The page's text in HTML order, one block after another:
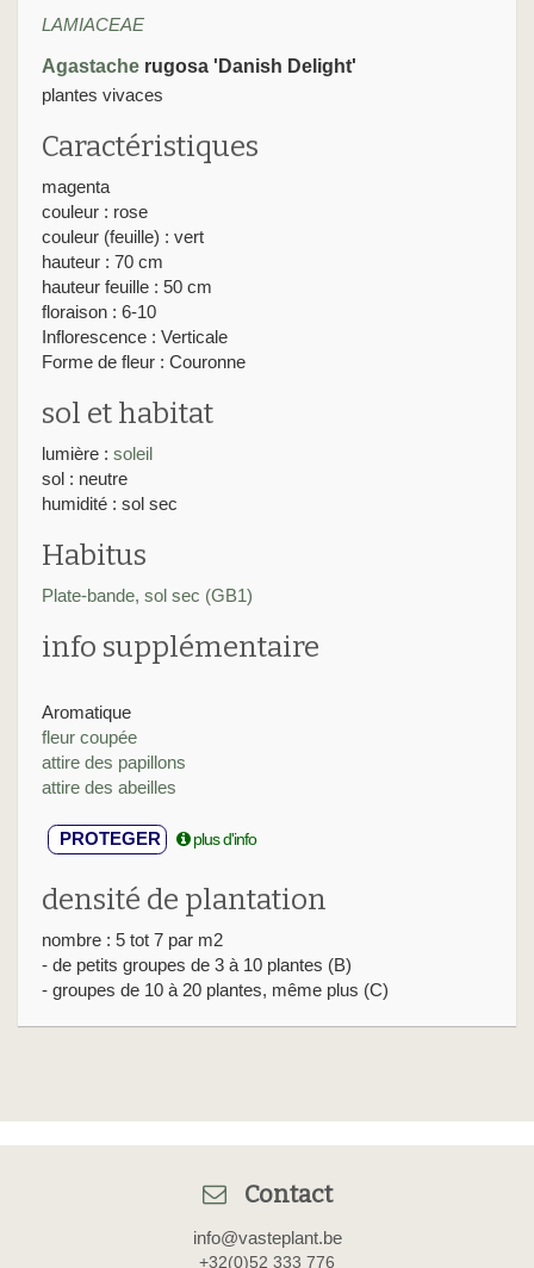
LAMIACEAE
Agastache rugosa 'Danish Delight'
plantes vivaces
Caractéristiques
magenta
couleur : rose
couleur (feuille) : vert
hauteur : 70 cm
hauteur feuille : 50 cm
floraison : 6-10
Inflorescence : Verticale
Forme de fleur : Couronne
sol et habitat
lumière : soleil
sol : neutre
humidité : sol sec
Habitus
Plate-bande, sol sec (GB1)
info supplémentaire
Aromatique
fleur coupée
attire des papillons
attire des abeilles
PROTEGER plus d'info
densité de plantation
nombre : 5 tot 7 par m2
- de petits groupes de 3 à 10 plantes (B)
- groupes de 10 à 20 plantes, même plus (C)
Contact
info@vasteplant.be
+32(0)52 333 776